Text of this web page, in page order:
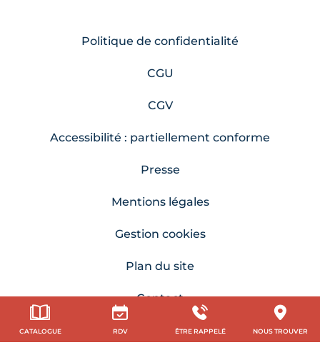
CATALOGUE RDV ÊTRE RAPPELÉ NOUS TROUVER
Politique de confidentialité
CGU
CGV
Accessibilité : partiellement conforme
Presse
Mentions légales
Gestion cookies
Plan du site
Contact